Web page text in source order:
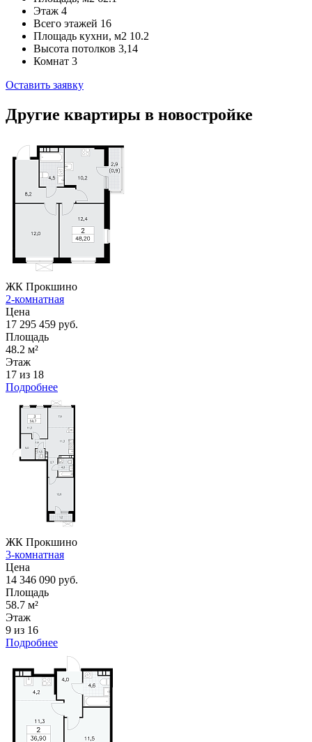
Этаж 4
Всего этажей 16
Площадь кухни, м2 10.2
Высота потолков 3,14
Комнат 3
Оставить заявку
Другие квартиры в новостройке
ЖК Прокшино
2-комнатная
Цена
17 295 459 руб.
Площадь
48.2 м²
Этаж
17 из 18
Подробнее
ЖК Прокшино
3-комнатная
Цена
14 346 090 руб.
Площадь
58.7 м²
Этаж
9 из 16
Подробнее